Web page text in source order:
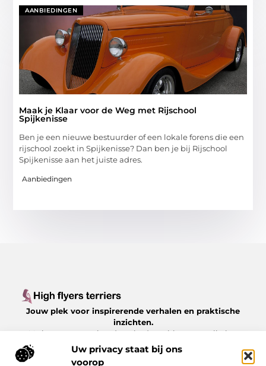
Uw privacy staat bij ons
voorop
AANBIEDINGEN
Maak je Klaar voor de Weg met Rijschool
Spijkenisse
Ben je een nieuwe bestuurder of een lokale forens die een
rijschool zoekt in Spijkenisse? Dan ben je bij Rijschool
Spijkenisse aan het juiste adres.
Aanbiedingen
Jouw plek voor inspirerende verhalen en praktische
inzichten.
Verken een gevarieerd aanbod aan blogs en artikelen
over het dagelijks leven, met waardevolle tips en
boeiende perspectieven, allemaal op